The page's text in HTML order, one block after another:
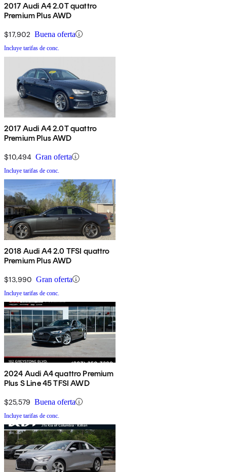
2017 Audi A4 2.0T quattro
Premium Plus AWD
$17,902 Buena oferta
Incluye tarifas de conc.
2017 Audi A4 2.0T quattro
Premium Plus AWD
$10,494 Gran oferta
Incluye tarifas de conc.
2018 Audi A4 2.0 TFSI quattro
Premium Plus AWD
$13,990 Gran oferta
Incluye tarifas de conc.
2024 Audi A4 quattro Premium
Plus S Line 45 TFSI AWD
$25,579 Buena oferta
Incluye tarifas de conc.